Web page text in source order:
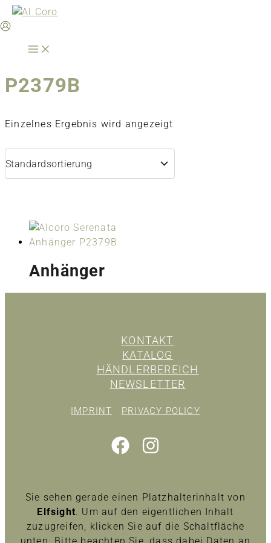
Zum
Inhalt
P2379B
Einzelnes Ergebnis wird angezeigt
Anhänger
KONTAKT
KATALOG
HÄNDLERBEREICH
NEWSLETTER
IMPRINT PRIVACY POLICY
Sie sehen gerade einen Platzhalterinhalt von
Elfsight. Um auf den eigentlichen Inhalt
zuzugreifen, klicken Sie auf die Schaltfläche